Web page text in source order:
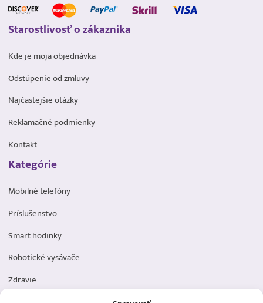
Starostlivosť o zákaznika
Kde je moja objednávka
Odstúpenie od zmluvy
Najčastejšie otázky
Reklamačné podmienky
Kontakt
Kategórie
Mobilné telefóny
Príslušenstvo
Smart hodinky
Robotické vysávače
Zdravie